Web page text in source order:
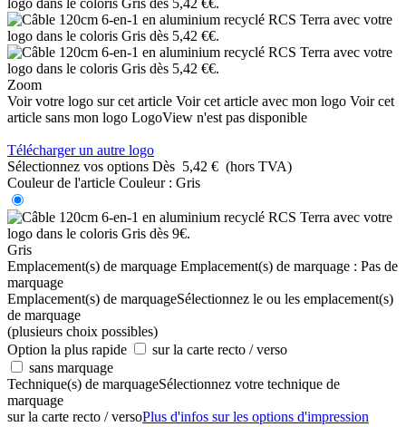
Zoom
Voir votre logo sur cet article Voir cet article avec mon logo Voir cet
article sans mon logo LogoView n'est pas disponible
Télécharger un autre logo
Sélectionnez vos options Dès 5,42 € (hors TVA)
Couleur de l'article Couleur : Gris
Gris
Emplacement(s) de marquage Emplacement(s) de marquage : Pas de
marquage
Emplacement(s) de marquageSélectionnez le ou les emplacement(s)
de marquage
(plusieurs choix possibles)
Option la plus rapide
sur la carte recto / verso
sans marquage
Technique(s) de marquageSélectionnez votre technique de
marquage
sur la carte recto / versoPlus d'infos sur les options d'impression